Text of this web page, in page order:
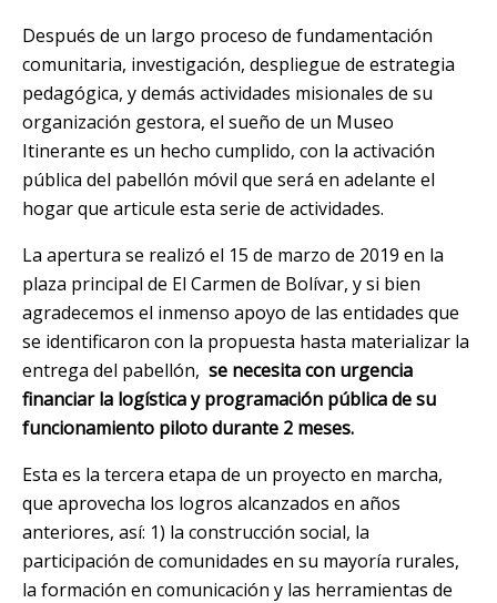
Después de un largo proceso de fundamentación
comunitaria, investigación, despliegue de estrategia
pedagógica, y demás actividades misionales de su
organización gestora, el sueño de un Museo
Itinerante es un hecho cumplido, con la activación
pública del pabellón móvil que será en adelante el
hogar que articule esta serie de actividades.
La apertura se realizó el 15 de marzo de 2019 en la
plaza principal de El Carmen de Bolívar, y si bien
agradecemos el inmenso apoyo de las entidades que
se identificaron con la propuesta hasta materializar la
entrega del pabellón, se necesita con urgencia
financiar la logística y programación pública de su
funcionamiento piloto durante 2 meses.
Esta es la tercera etapa de un proyecto en marcha,
que aprovecha los logros alcanzados en años
anteriores, así: 1) la construcción social, la
participación de comunidades en su mayoría rurales,
la formación en comunicación y las herramientas de